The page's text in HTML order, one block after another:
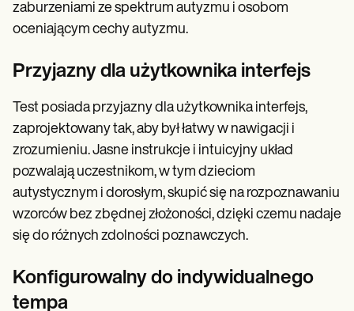
zaburzeniami ze spektrum autyzmu i osobom
oceniającym cechy autyzmu.
Przyjazny dla użytkownika interfejs
Test posiada przyjazny dla użytkownika interfejs,
zaprojektowany tak, aby był łatwy w nawigacji i
zrozumieniu. Jasne instrukcje i intuicyjny układ
pozwalają uczestnikom, w tym dzieciom
autystycznym i dorosłym, skupić się na rozpoznawaniu
wzorców bez zbędnej złożoności, dzięki czemu nadaje
się do różnych zdolności poznawczych.
Konfigurowalny do indywidualnego
tempa